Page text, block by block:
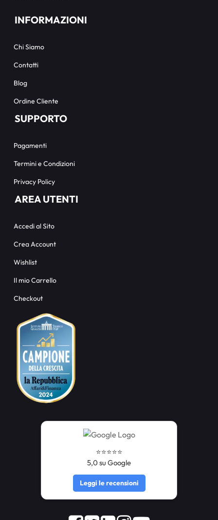
INFORMAZIONI
Chi Siamo
Contatti
Blog
Ordine Cliente
SUPPORTO
Pagamenti
Termini e Condizioni
Privacy Policy
AREA UTENTI
Accedi al Sito
Crea Account
Wishlist
Il mio Carrello
Checkout
⭐️⭐️⭐️⭐️⭐️
5,0 su Google
Leggi le recensioni